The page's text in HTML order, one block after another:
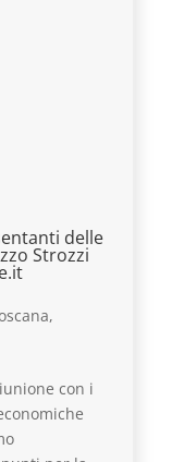
delle
Strozzi
,
con i